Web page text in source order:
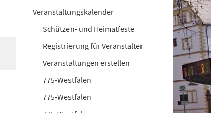
Veranstaltungskalender
Schützen- und Heimatfeste
Registrierung für Veranstalter
Veranstaltungen erstellen
775-Westfalen
775-Westfalen